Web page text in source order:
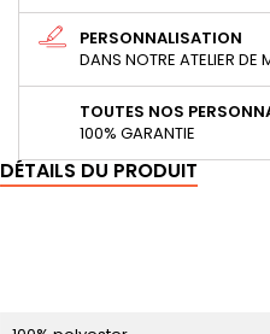
PERSONNALISATION
DANS NOTRE ATELIER DE
TOUTES NOS
100% GARANTIE
DÉTAILS DU PRODUIT